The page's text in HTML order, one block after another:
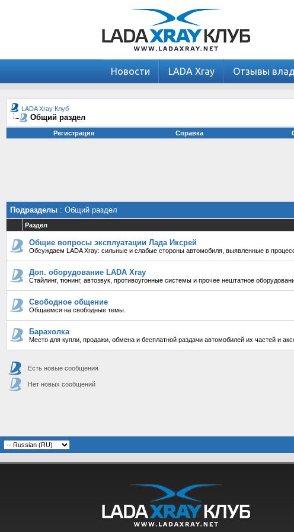
Новости LADA Xray Отзывы
LADA Xray Клуб
Общий раздел
Регистрация
Справка
Подразделы : Общий раздел
Раздел
Общие вопросы эксплуатации Лада Иксрей
Обсуждаем LADA Xray: сильные и слабые стороны автомобиля, выявленные в
Доп. оборудование LADA Xray
Стайлинг, тюнинг, автозвук, противоугонные системы и прочее нештатное
Свободное общение
Общаемся на свободные темы.
Барахолка
Место для купли, продажи, обмена и бесплатной раздачи автомобилей их частей и
Есть новые сообщения
Нет новых сообщений